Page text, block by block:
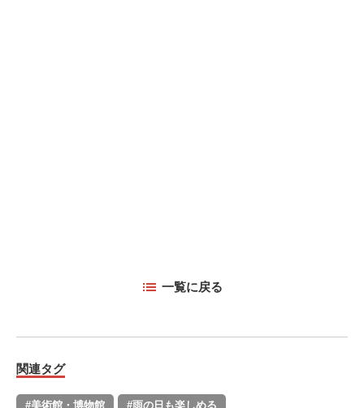
一覧に戻る
関連タグ
#美術館・博物館 #雨の日も楽しめる